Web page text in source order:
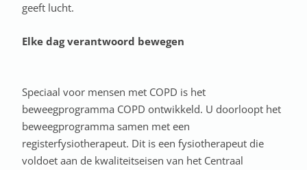
geeft lucht.
Elke dag verantwoord bewegen
Speciaal voor mensen met COPD is het
beweegprogramma COPD ontwikkeld. U doorloopt het
beweegprogramma samen met een
registerfysiotherapeut. Dit is een fysiotherapeut die
voldoet aan de kwaliteitseisen van het Centraal